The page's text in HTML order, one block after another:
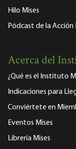
Hilo Mises
Pódcast de la Acción
Acerca del
¿Qué es el Instituto
Indicaciones para
Conviértete en
Eventos Mises
Librería Mises